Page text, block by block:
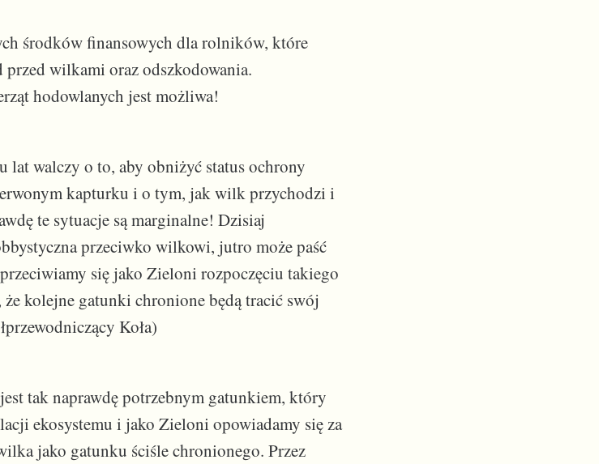
środków finansowych dla rolników, które
przed wilkami oraz odszkodowania.
hodowlanych jest możliwa!
walczy o to, aby obniżyć status ochrony
kapturku i o tym, jak wilk przychodzi i
te sytuacje są marginalne! Dzisiaj
przeciwko wilkowi, jutro może paść
się jako Zieloni rozpoczęciu takiego
kolejne gatunki chronione będą tracić swój
Koła)
tak naprawdę potrzebnym gatunkiem, który
ekosystemu i jako Zieloni opowiadamy się za
jako gatunku ściśle chronionego. Przez